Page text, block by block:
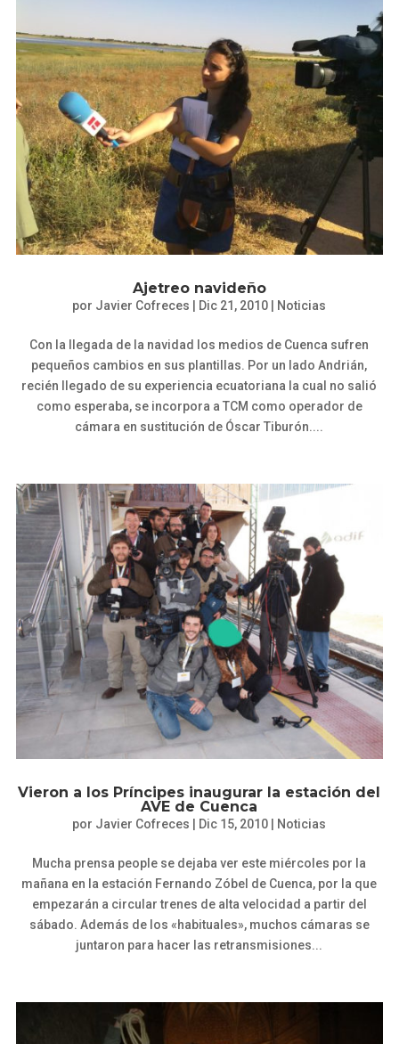
Ajetreo navideño
por Javier Cofreces Dic 21, 2010 Noticias
Con la llegada de la navidad los medios de Cuenca sufren
pequeños cambios en sus plantillas. Por un lado Andrián,
recién llegado de su experiencia ecuatoriana la cual no salió
como esperaba, se incorpora a TCM como operador de
cámara en sustitución de Óscar Tiburón....
Vieron a los Príncipes inaugurar la estación del
AVE de Cuenca
por Javier Cofreces Dic 15, 2010 Noticias
Mucha prensa people se dejaba ver este miércoles por la
mañana en la estación Fernando Zóbel de Cuenca, por la que
empezarán a circular trenes de alta velocidad a partir del
sábado. Además de los «habituales», muchos cámaras se
juntaron para hacer las retransmisiones...